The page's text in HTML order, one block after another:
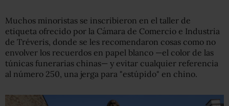
Muchos minoristas se inscribieron en el taller de
etiqueta ofrecido por la Cámara de Comercio e Industria
de Tréveris, donde se les recomendaron cosas como no
envolver los recuerdos en papel blanco —el color de las
túnicas funerarias chinas— y evitar cualquier referencia
al número 250, una jerga para "estúpido" en chino.